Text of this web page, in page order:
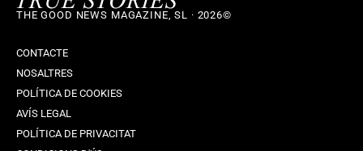
THE GOOD NEWS MAGAZINE, SL · 2026©
CONTACTE
NOSALTRES
POLÍTICA DE COOKIES
AVÍS LEGAL
POLÍTICA DE PRIVACITAT